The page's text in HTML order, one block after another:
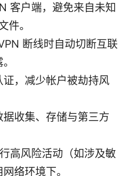
客户端，避免来自未知
件。
断线时自动切断互联
，减少帐户被劫持风
收集、存储与第三方
高风险活动（如涉及敏
络环境下。